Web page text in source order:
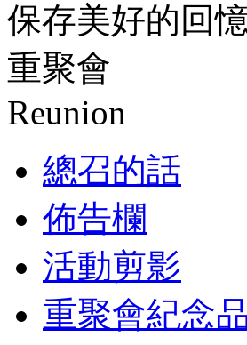
保存美好的回
重聚會
Reunion
總召的話
佈告欄
活動剪影
重聚會紀念